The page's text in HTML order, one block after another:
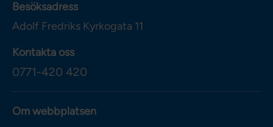
Besöksadress
Adolf Fredriks Kyrkogata 11
Kontakta oss
0771-420 420
Om webbplatsen